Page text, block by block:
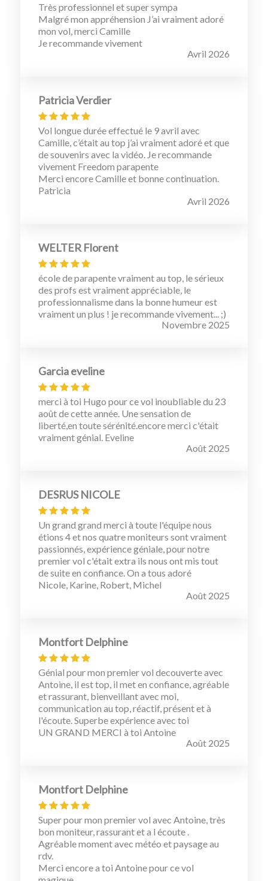
Très professionnel et super sympa
Malgré mon appréhension J’ai vraiment adoré
mon vol, merci Camille
Je recommande vivement
Avril 2026
Patricia Verdier
Vol longue durée effectué le 9 avril avec
Camille, c’était au top j’ai vraiment adoré et que
de souvenirs avec la vidéo. Je recommande
vivement Freedom parapente
Merci encore Camille et bonne continuation.
Patricia
Avril 2026
WELTER Florent
école de parapente vraiment au top, le sérieux
des profs est vraiment appréciable, le
professionnalisme dans la bonne humeur est
vraiment un plus ! je recommande vivement... ;)
Novembre 2025
Garcia eveline
merci à toi Hugo pour ce vol inoubliable du 23
août de cette année. Une sensation de
liberté,en toute sérénité.encore merci c'était
vraiment génial. Eveline
Août 2025
DESRUS NICOLE
Un grand grand merci à toute l'équipe nous
étions 4 et nos quatre moniteurs sont vraiment
passionnés, expérience géniale, pour notre
premier vol c'était extra ils nous ont mis tout
de suite en confiance. On a tous adoré
Nicole, Karine, Robert, Michel
Août 2025
Montfort Delphine
Génial pour mon premier vol decouverte avec
Antoine, il est top, il met en confiance, agréable
et rassurant, bienveillant avec moi,
communication au top, réactif, présent et à
l'écoute. Superbe expérience avec toi
UN GRAND MERCI à toi Antoine
Août 2025
Montfort Delphine
Super pour mon premier vol avec Antoine, très
bon moniteur, rassurant et a l écoute .
Agréable moment avec météo et paysage au
rdv.
Merci encore a toi Antoine pour ce vol